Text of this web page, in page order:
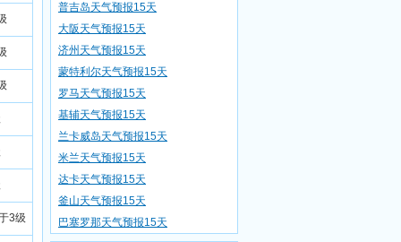
3级
普吉岛天气预报15天
大阪天气预报15天
济州天气预报15天
蒙特利尔天气预报15天
罗马天气预报15天
基辅天气预报15天
兰卡威岛天气预报15天
米兰天气预报15天
达卡天气预报15天
釜山天气预报15天
巴塞罗那天气预报15天